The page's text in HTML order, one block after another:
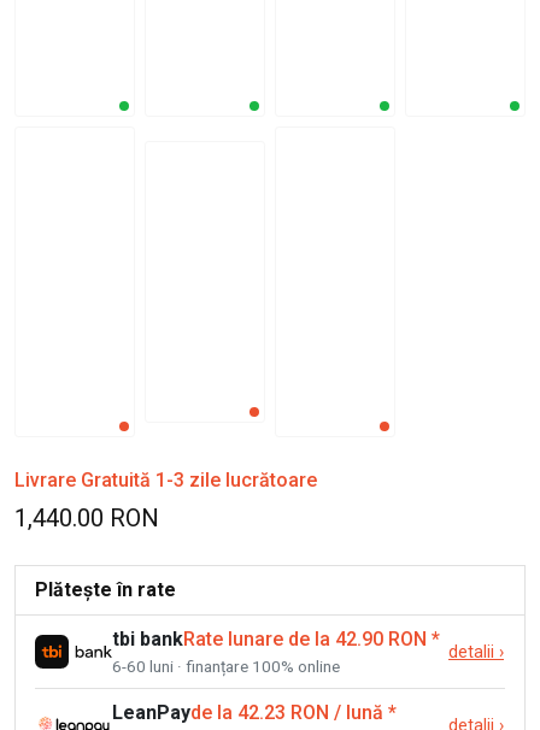
Livrare Gratuită 1-3 zile lucrătoare
1,440.00 RON
Plătește în rate
tbi bankRate lunare de la 42.90 RON *
6-60 luni · finanțare 100% online
detalii ›
LeanPayde la 42.23 RON / lună *